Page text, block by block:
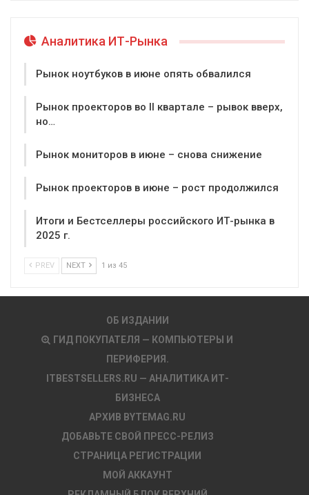
Аналитика ИТ-Рынка
Рынок ноутбуков в июне опять обвалился
Рынок проекторов во II квартале – рывок вверх,
но…
Рынок мониторов в июне – снова снижение
Рынок проекторов в июне – рост продолжился
Итоги и Бестселлеры российского ИТ-рынка в
2025 г.
PREV NEXT 1 из 45
ОБ ИЗДАНИИ
ГИД ПОКУПАТЕЛЯ — КОМПЬЮТЕРЫ И
ПЕРИФЕРИЯ.
ITBESTSELLERS.RU — АНАЛИТИКА ИТ-
БИЗНЕСА
АРХИВ BYTEMAG.RU
ДОБАВЬТЕ СВОЙ ПРЕСС-РЕЛИЗ
СТРАНИЦА РЕГИСТРАЦИИ
МОЙ АККАУНТ